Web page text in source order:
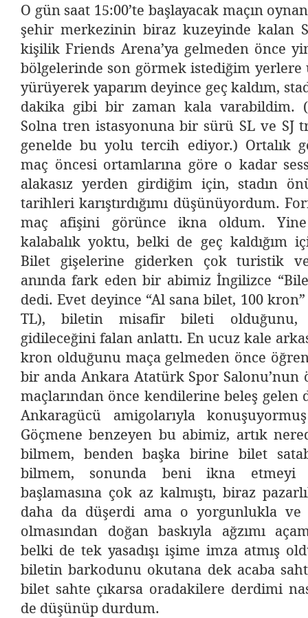
O gün saat 15:00’te başlayacak maçın
şehir merkezinin biraz kuzeyinde kalan
kişilik Friends Arena’ya gelmeden önce
bölgelerinde son görmek istediğim yerlere
yürüyerek yaparım deyince geç kaldım,
dakika gibi bir zaman kala varabildim.
Solna tren istasyonuna bir sürü SL ve SJ
genelde bu yolu tercih ediyor.) Ortalık
maç öncesi ortamlarına göre o kadar
alakasız yerden girdiğim için, stadın
tarihleri karıştırdığımı düşünüyordum.
maç afişini görünce ikna oldum.
kalabalık yoktu, belki de geç kaldığım
Bilet gişelerine giderken çok turistik
anında fark eden bir abimiz İngilizce
dedi. Evet deyince “Al sana bilet, 100
TL), biletin misafir bileti olduğunu,
gidileceğini falan anlattı. En ucuz kale
kron olduğunu maça gelmeden önce
bir anda Ankara Atatürk Spor Salonu’nun
maçlarından önce kendilerine beleş gelen
Ankaragücü amigolarıyla
Göçmene benzeyen bu abimiz, artık
bilmem, benden başka birine bilet
bilmem, sonunda beni ikna etmeyi
başlamasına çok az kalmıştı, biraz
daha da düşerdi ama o yorgunlukla ve
olmasından doğan baskıyla ağzımı
belki de tek yasadışı işime imza atmış
biletin barkodunu okutana dek acaba
bilet sahte çıkarsa oradakilere derdimi
de düşünüp durdum.